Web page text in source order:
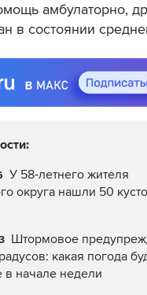
амбулаторно,
в состоянии
У 58-летнего жителя
округа нашли 50
Штормовое
какая погода
в начале недели